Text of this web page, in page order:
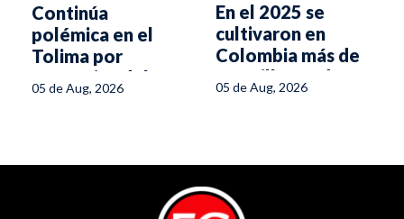
Continúa
polémica en el
Tolima por
normativa del
Ministerio de
05 de Aug, 2026
En el 2025 se
cultivaron en
Colombia más de
5,6 millones de
hectáreas
05 de Aug, 2026